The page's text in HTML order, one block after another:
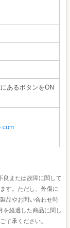
あるボタンをON
良または故障に関して
す。ただし、外傷に
品やお問い合わせ時
を経過した商品に関し
了承ください。